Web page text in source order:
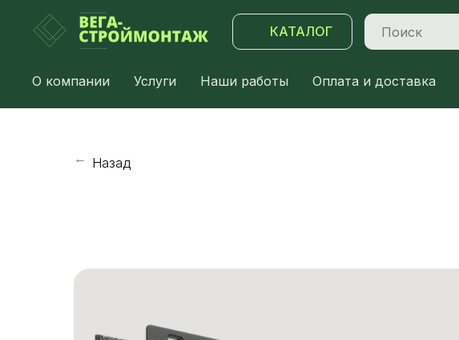
КАТАЛОГ
О компании Услуги Наши работы Оплата и доставка
→ Назад